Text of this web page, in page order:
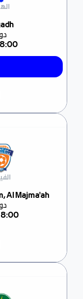
Al Majma'ah